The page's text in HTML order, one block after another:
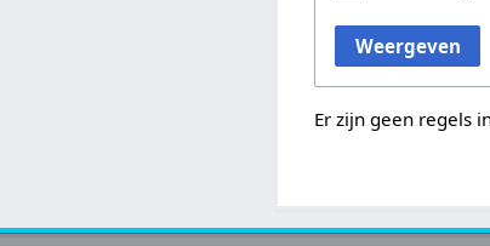
Weergeven
Er zijn geen regels